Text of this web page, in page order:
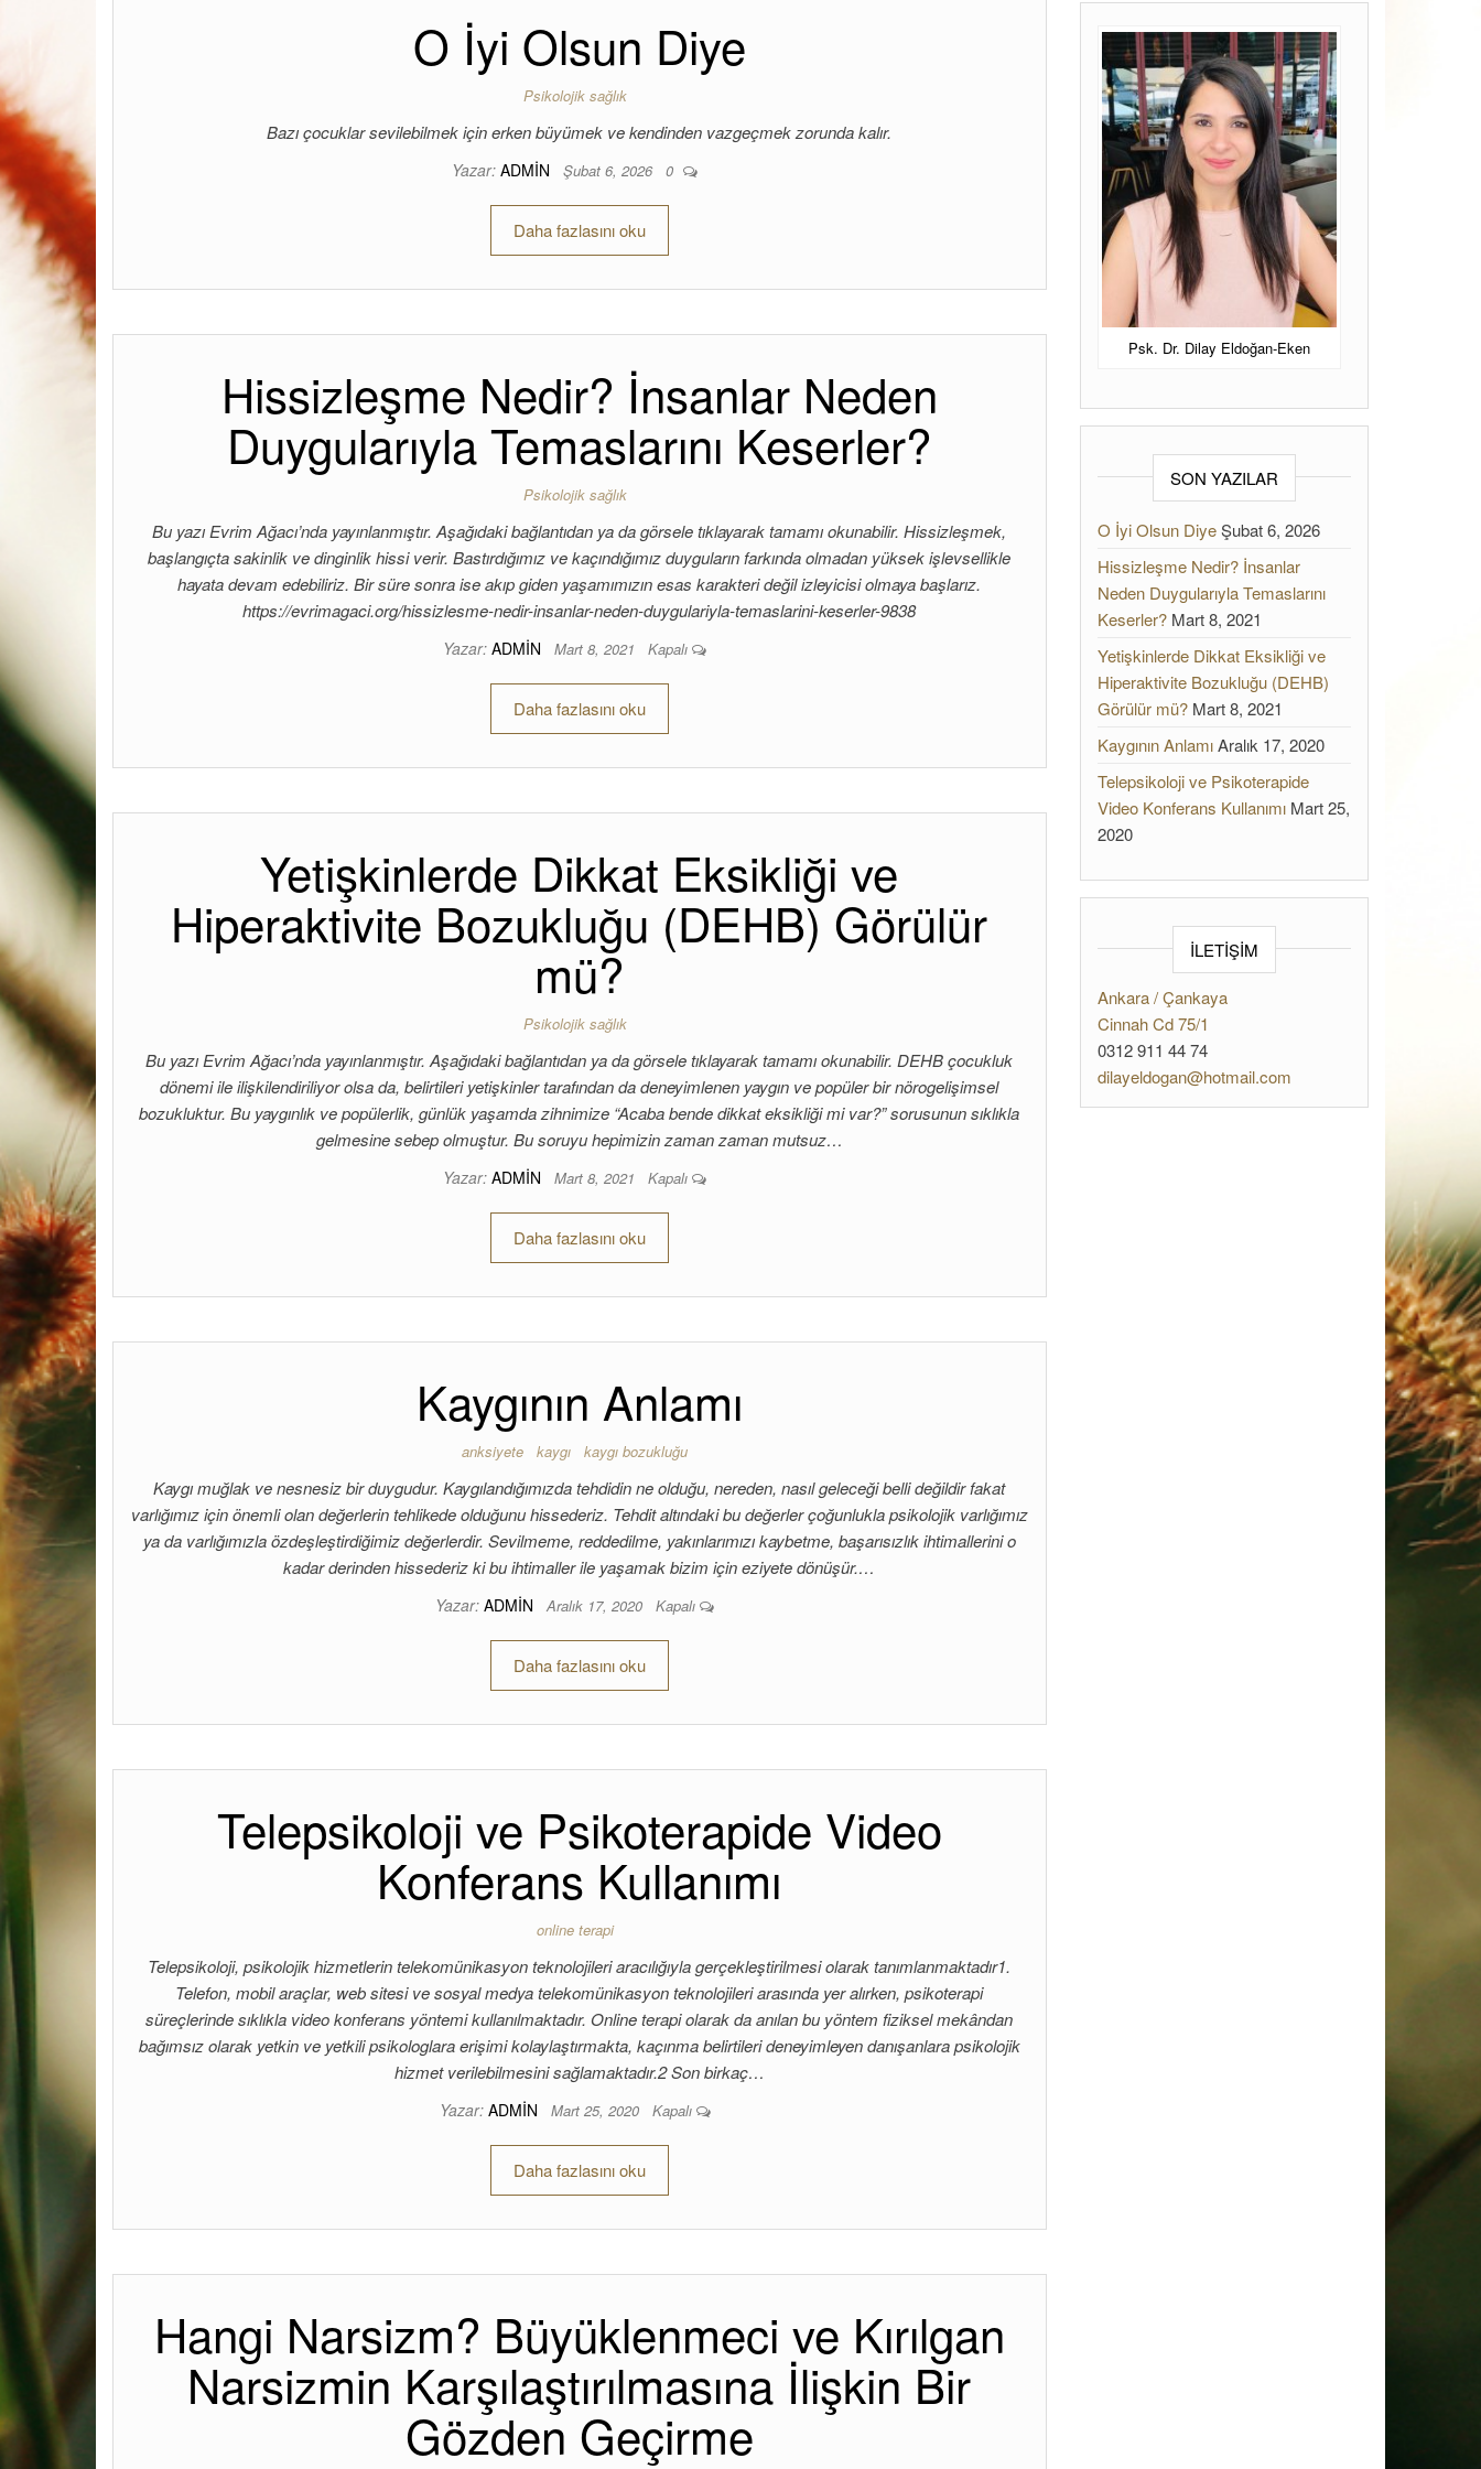
O İyi Olsun Diye
Psikolojik sağlık
Bazı çocuklar sevilebilmek için erken büyümek ve kendinden vazgeçmek zorunda kalır.
Yazar: ADMIN Şubat 6, 2026 0
Daha fazlasını oku
Hissizleşme Nedir? İnsanlar Neden
Duygularıyla Temaslarını Keserler?
Psikolojik sağlık
Bu yazı Evrim Ağacı’nda yayınlanmıştır. Aşağıdaki bağlantıdan ya da görsele tıklayarak tamamı okunabilir. Hissizleşmek,
başlangıçta sakinlik ve dinginlik hissi verir. Bastırdığımız ve kaçındığımız duyguların farkında olmadan yüksek işlevsellikle
hayata devam edebiliriz. Bir süre sonra ise akıp giden yaşamımızın esas karakteri değil izleyicisi olmaya başlarız.
https://evrimagaci.org/hissizlesme-nedir-insanlar-neden-duygulariyla-temaslarini-keserler-9838
Yazar: ADMIN Mart 8, 2021 Kapalı
Daha fazlasını oku
Yetişkinlerde Dikkat Eksikliği ve
Hiperaktivite Bozukluğu (DEHB) Görülür
mü?
Psikolojik sağlık
Bu yazı Evrim Ağacı’nda yayınlanmıştır. Aşağıdaki bağlantıdan ya da görsele tıklayarak tamamı okunabilir. DEHB çocukluk
dönemi ile ilişkilendiriliyor olsa da, belirtileri yetişkinler tarafından da deneyimlenen yaygın ve popüler bir nörogelişimsel
bozukluktur. Bu yaygınlık ve popülerlik, günlük yaşamda zihnimize “Acaba bende dikkat eksikliği mi var?” sorusunun sıklıkla
gelmesine sebep olmuştur. Bu soruyu hepimizin zaman zaman mutsuz…
Yazar: ADMIN Mart 8, 2021 Kapalı
Daha fazlasını oku
Kaygının Anlamı
anksiyete kaygı kaygı bozukluğu
Kaygı muğlak ve nesnesiz bir duygudur. Kaygılandığımızda tehdidin ne olduğu, nereden, nasıl geleceği belli değildir fakat
varlığımız için önemli olan değerlerin tehlikede olduğunu hissederiz. Tehdit altındaki bu değerler çoğunlukla psikolojik varlığımız
ya da varlığımızla özdeşleştirdiğimiz değerlerdir. Sevilmeme, reddedilme, yakınlarımızı kaybetme, başarısızlık ihtimallerini o
kadar derinden hissederiz ki bu ihtimaller ile yaşamak bizim için eziyete dönüşür.…
Yazar: ADMIN Aralık 17, 2020 Kapalı
Daha fazlasını oku
Telepsikoloji ve Psikoterapide Video
Konferans Kullanımı
online terapi
Telepsikoloji, psikolojik hizmetlerin telekomünikasyon teknolojileri aracılığıyla gerçekleştirilmesi olarak tanımlanmaktadır1.
Telefon, mobil araçlar, web sitesi ve sosyal medya telekomünikasyon teknolojileri arasında yer alırken, psikoterapi
süreçlerinde sıklıkla video konferans yöntemi kullanılmaktadır. Online terapi olarak da anılan bu yöntem fiziksel mekândan
bağımsız olarak yetkin ve yetkili psikologlara erişimi kolaylaştırmakta, kaçınma belirtileri deneyimleyen danışanlara psikolojik
hizmet verilebilmesini sağlamaktadır.2 Son birkaç…
Yazar: ADMIN Mart 25, 2020 Kapalı
Daha fazlasını oku
Hangi Narsizm? Büyüklenmeci ve Kırılgan
Narsizmin Karşılaştırılmasına İlişkin Bir
Gözden Geçirme
Ankara Psikolog
Psk Dr Dilay
Eldoğan Eken.
Psk. Dr. Dilay Eldoğan-Eken
SON YAZILAR
O İyi Olsun Diye Şubat 6, 2026
Hissizleşme Nedir? İnsanlar
Neden Duygularıyla Temaslarını
Keserler? Mart 8, 2021
Yetişkinlerde Dikkat Eksikliği ve
Hiperaktivite Bozukluğu (DEHB)
Görülür mü? Mart 8, 2021
Kaygının Anlamı Aralık 17, 2020
Telepsikoloji ve Psikoterapide
Video Konferans Kullanımı Mart 25,
2020
İLETİŞİM
Ankara / Çankaya
Cinnah Cd 75/1
0312 911 44 74
dilayeldogan@hotmail.com